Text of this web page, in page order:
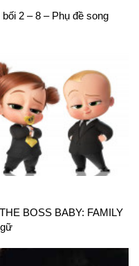
2 – 8 – Phụ đề song
BOSS BABY: FAMILY